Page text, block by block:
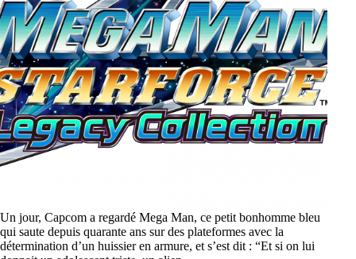
Un jour, Capcom a regardé Mega Man, ce petit bonhomme bleu
qui saute depuis quarante ans sur des plateformes avec la
détermination d’un huissier en armure, et s’est dit : “Et si on lui